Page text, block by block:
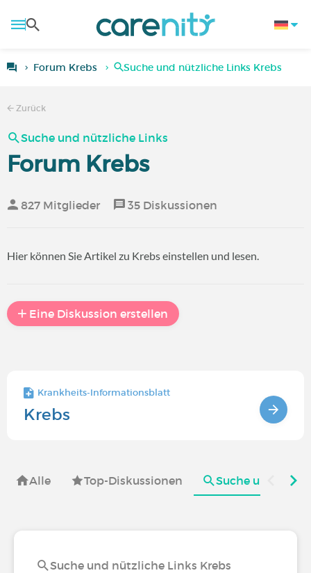
Forum Krebs Suche und nützliche Links Krebs
Zurück
Suche und nützliche Links
Forum Krebs
827 Mitglieder 35 Diskussionen
Hier können Sie Artikel zu Krebs einstellen und lesen.
Eine Diskussion erstellen
Krankheits-Informationsblatt
Krebs
Alle Top-Diskussionen Suche und
Suche und nützliche Links Krebs